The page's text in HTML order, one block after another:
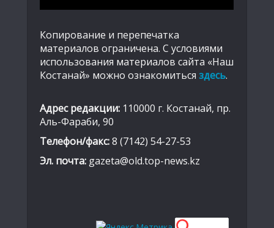
Копирование и перепечатка
материалов ограничена. С условиями
использования материалов сайта «Наш
Костанай» можно ознакомиться здесь.
Адрес редакции: 110000 г. Костанай, пр.
Аль-Фараби, 90
Телефон/факс:8 (7142) 54-27-53
Эл. почта: gazeta@old.top-news.kz